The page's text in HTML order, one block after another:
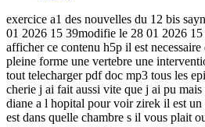
exercice a1 des nouvelles du 12 bis
01 2026 15 39modifie le 28 01 2026
afficher ce contenu h5p il est
pleine forme une vertebre une
tout telecharger pdf doc mp3 tous les
cherie j ai fait aussi vite que j ai pu
diane a l hopital pour voir zirek il est
est dans quelle chambre s il vous plait